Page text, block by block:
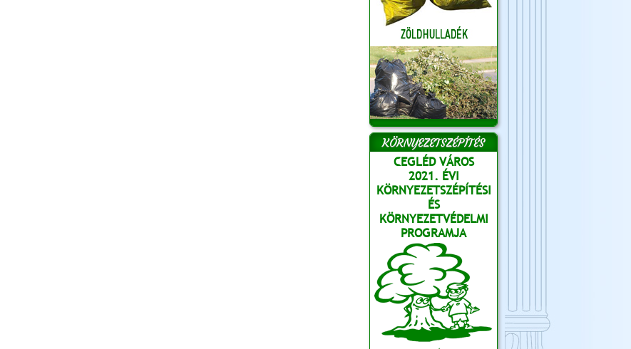
KÖRNYEZETSZÉPÍTÉS
CEGLÉD VÁROS
2021. ÉVI
KÖRNYEZETSZÉPÍTÉSI
ÉS
KÖRNYEZETVÉDELMI
PROGRAMJA